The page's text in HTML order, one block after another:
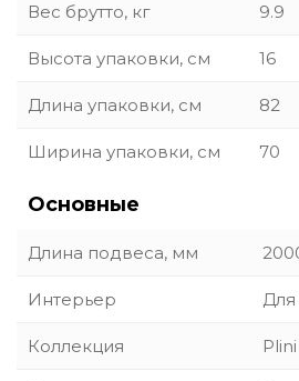
Вес брутто, кг 9.9
Высота упаковки, см 16
Длина упаковки, см 82
Ширина упаковки, см 70
Основные
Длина подвеса, мм
Интерьер Для
Коллекция Plini